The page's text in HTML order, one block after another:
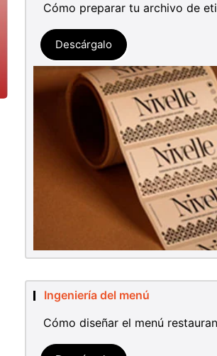
Cómo preparar tu archivo de
Descárgalo
Ingeniería del menú
Cómo diseñar el menú